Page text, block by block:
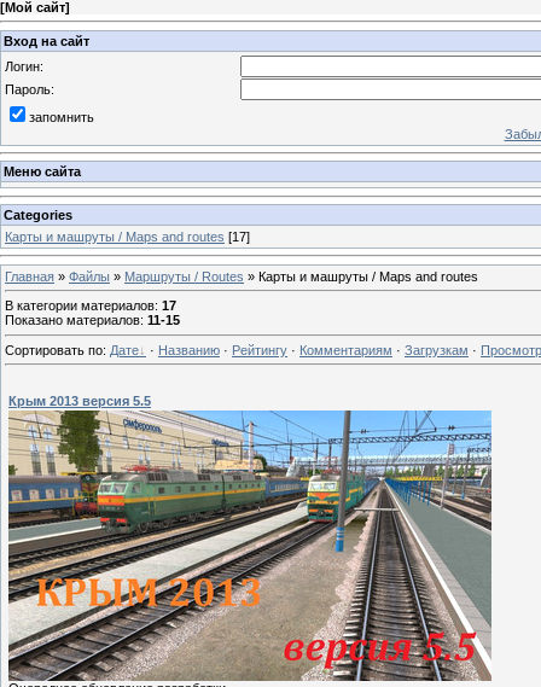
[Мой сайт]
Вход на сайт
Логин:
Пароль:
запомнить
Меню сайта
Categories
Карты и машруты / Maps and routes [17]
Главная » Файлы » Маршруты / Routes » Карты и машруты / Maps and routes
В категории материалов: 17
Показано материалов: 11-15
Сортировать по: Дате · Названию · Рейтингу · Комментариям · Загрузкам ·
Крым 2013 версия 5.5